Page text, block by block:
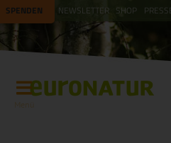
SPENDEN NEWSLETTER SHOP